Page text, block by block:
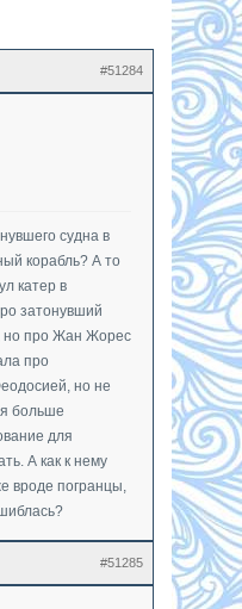
#51284
судна в
корабль? А то
катер в
затонувший
но про Жан Жорес
про
но не
больше
для
А как к нему
вроде погранцы,
#51285